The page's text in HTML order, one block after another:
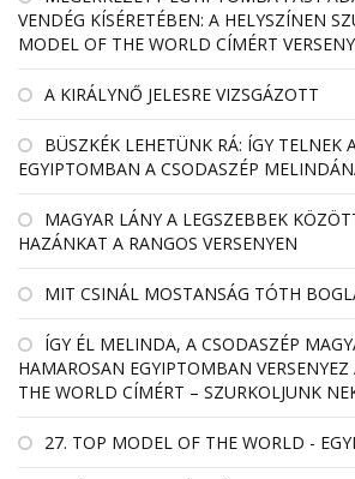
VENDÉG KÍSÉRETÉBEN: A HELYSZÍNEN
MODEL OF THE WORLD CÍMÉRT
A KIRÁLYNŐ JELESRE VIZSGÁZOTT
BÜSZKÉK LEHETÜNK RÁ: ÍGY TELNEK
EGYIPTOMBAN A CSODASZÉP
MAGYAR LÁNY A LEGSZEBBEK
HAZÁNKAT A RANGOS VERSENYEN
MIT CSINÁL MOSTANSÁG TÓTH
ÍGY ÉL MELINDA, A CSODASZÉP
HAMAROSAN EGYIPTOMBAN
THE WORLD CÍMÉRT – SZURKOLJUNK
27. TOP MODEL OF THE WORLD -